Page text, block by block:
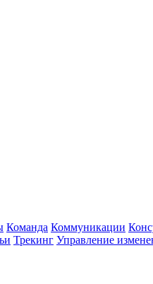
Команда Коммуникации
Трекинг Управление